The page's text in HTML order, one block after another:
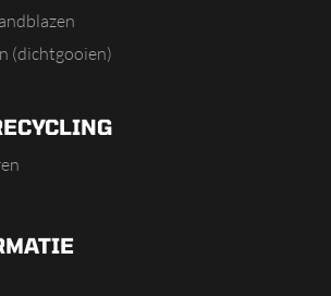
(dichtgooien)